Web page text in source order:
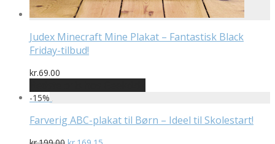
Judex Minecraft Mine Plakat – Fantastisk Black
Friday-tilbud!
kr.69.00
-15%
Farverig ABC-plakat til Børn – Ideel til Skolestart!